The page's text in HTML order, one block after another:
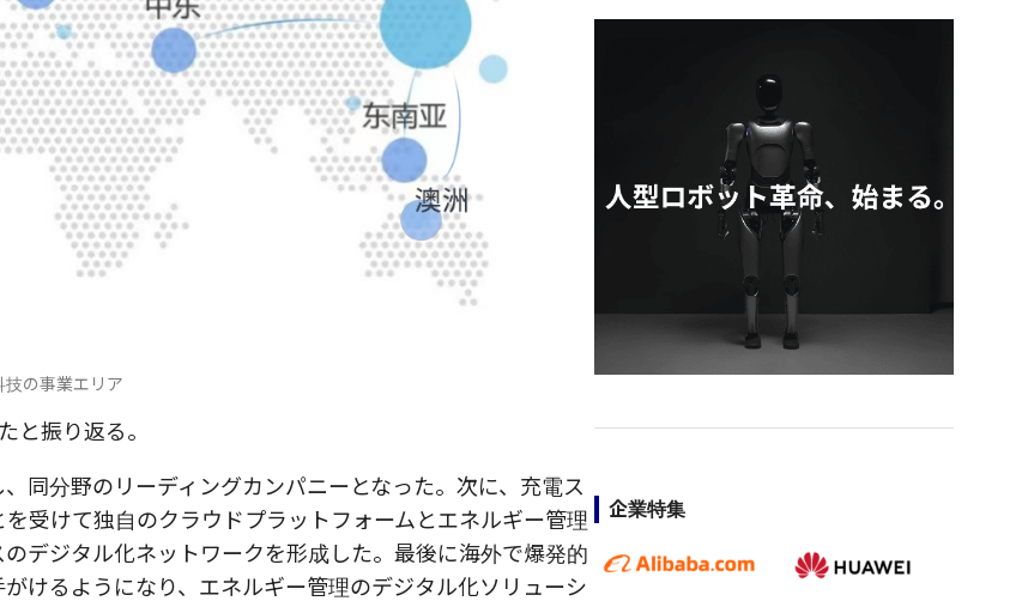
技の事業エリア
と振り返る。
同分野のリーディングカンパニーとなった。次に、充電ス
受けて独自のクラウドプラットフォームとエネルギー管理
デジタル化ネットワークを形成した。最後に海外で爆発的
けるようになり、エネルギー管理のデジタル化ソリューシ
企業特集